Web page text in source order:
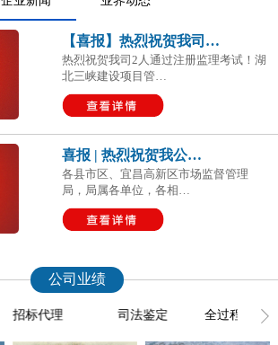
【喜报】热烈祝贺我司…
热烈祝贺我司2人通过注册监理考试！湖
北三峡建设项目管…
喜报 | 热烈祝贺我公…
各县市区、宜昌高新区市场监督管理
局，局属各单位，各相…
公司业绩
招标代理 司法鉴定 全过程跟踪审计